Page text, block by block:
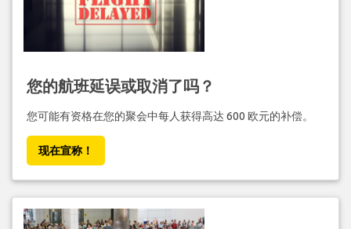
您的航班延误或取消了吗？
您可能有资格在您的聚会中每人获得高达 600 欧元的补偿。
现在宣称！